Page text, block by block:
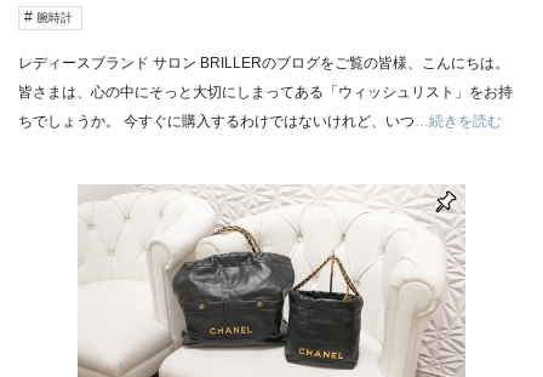
腕時計
レディースブランド サロン BRILLERのブログをご覧の皆様、こんにちは。
皆さまは、心の中にそっと大切にしまってある「ウィッシュリスト」をお持
ちでしょうか。 今すぐに購入するわけではないけれど、いつ…続きを読む